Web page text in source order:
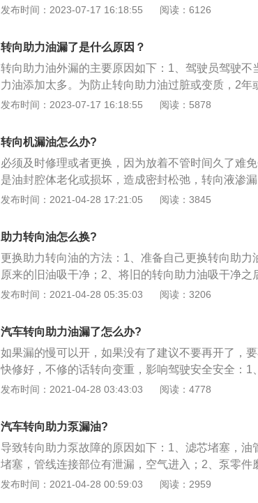
作用是增大转向盘传到转向传动机构的力和改变力
啮合的小齿轮和齿条。2、蜗杆曲柄销式转向器：它
为从动件的转向器。3、循环球式转向器：循环球助
发布时间：2023-07-17 16:18:55 阅读：6126
转向助力油漏了是什么原因？
转向助力油外漏的主要原因如下：1、驾驶员驾驶不
力油添加太多。为防止转向助力油过脏或变质，2年
助力油。以下是关于换助力油的方法：1、将汽车打
3、再将助力油罐中的油吸走，并注入新助力油转动
发布时间：2023-07-17 16:18:55 阅读：5878
转向机漏油怎么办?
必须及时修理或者更换，因为放着不管时间久了难
是油封腔体老化或损坏，造成密封松弛，转向液渗
个位置：转向机盖、侧端盖和转向轴臂接头。这三
裂纹。可以用高渗透性密封剂封闭小裂缝和沙眼；3
果还在漏油，需要更换转向器总成，另外，当行驶
量不要原地打方向盘，经常这样的话会拉动油封，
发布时间：2021-04-28 17:21:05 阅读：3845
助力转向油怎么换?
更换助力转向油的方法：1、准备自己更换转向助力
原来的旧油吸干净；2、将旧的转向助力油吸干净之
然后来回转动方向盘，让新油渗透，同时也能起到
则会导致油压过大，转向油会喷出；3、接下来再次
后再注入新的助力油，然后重复上面第二步，再次
油吸走，这样反复的操作主要是为了将旧的助力油
油，另外注意一点就是任何油品都不能混加；5、注
车，你会听到轻微的“呼啦啦”声，没关系，这是油在
发布时间：2021-04-28 05:35:03 阅读：3206
汽车转向助力油漏了怎么办?
如果漏的慢可以开，如果没有了建议不要再开了，
快修好，不修的话转向变重，影响驾驶安全安全：1
当造成的，打方向时很难完全避免将方向打死，方
漏完之后，请检查助力泵及助理管道，重点检查转
生的漏油点；3、助力油不能混加，添加必须符合原
的话可能两种油液性能不一致，会损伤油管。
发布时间：2021-04-28 03:43:03 阅读：4778
汽车转向助力泵漏油?
导致转向助力泵故障的原因如下：1、滤芯堵塞，油
堵塞，管线连接部位有泄漏，空气进入；2、泵零件
量大，泵出油无压力，油不符合规定，粘度过大，
发布时间：2021-04-28 00:59:03 阅读：2959